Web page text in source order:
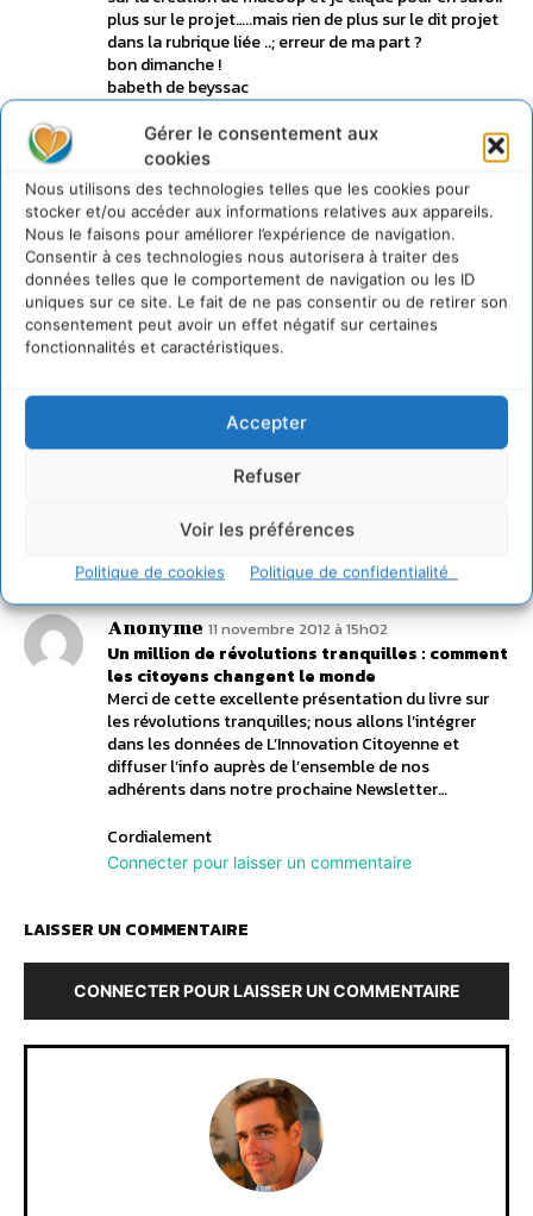
Gérer le consentement aux
cookies
Nous utilisons des technologies telles que les cookies pour
stocker et/ou accéder aux informations relatives aux appareils.
Nous le faisons pour améliorer l’expérience de navigation.
Consentir à ces technologies nous autorisera à traiter des
données telles que le comportement de navigation ou les ID
uniques sur ce site. Le fait de ne pas consentir ou de retirer son
consentement peut avoir un effet négatif sur certaines
fonctionnalités et caractéristiques.
Accepter
Refuser
Voir les préférences
Politique de cookies Politique de confidentialité
plus sur le projet…..mais rien de plus sur le dit projet
dans la rubrique liée ..; erreur de ma part ?
bon dimanche !
babeth de beyssac
4 novembre 2012 à 18h22
Ma Coop La Vie au Vert
Ca y est l’info est en ligne !
Merci Babeth pour cette amicale relance
Connecter pour laisser un commentaire
5 novembre 2012 à 9h58
Un million de révolutions tranquilles : comment
les citoyens changent le monde
Je trouve ça très intéressant. Mon amie a déjà fait de
l’humanitaire et elle aimerait qu’on en fasse
pour voir les bonnes idées des autres pays.
Anonyme 11 novembre 2012 à 15h02
Un million de révolutions tranquilles : comment
les citoyens changent le monde
Merci de cette excellente présentation du livre sur
les révolutions tranquilles; nous allons l’intégrer
dans les données de L’Innovation Citoyenne et
diffuser l’info auprès de l’ensemble de nos
adhérents dans notre prochaine Newsletter…
Cordialement
Connecter pour laisser un commentaire
LAISSER UN COMMENTAIRE
CONNECTER POUR LAISSER UN COMMENTAIRE